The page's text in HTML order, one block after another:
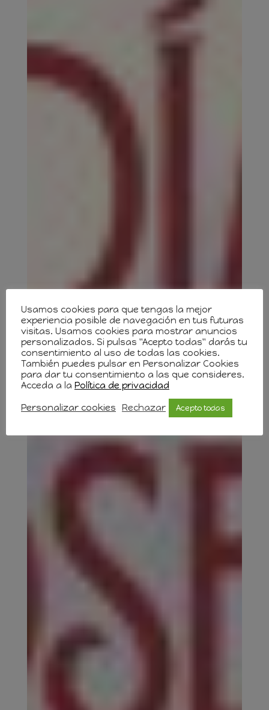
Usamos cookies para que tengas la mejor
experiencia posible de navegación en tus futuras
visitas. Usamos cookies para mostrar anuncios
personalizados. Si pulsas "Acepto todas" darás tu
consentimiento al uso de todas las cookies.
También puedes pulsar en Personalizar Cookies
para dar tu consentimiento a las que consideres.
Acceda a la Política de privacidad
Personalizar cookies Rechazar Acepto todas